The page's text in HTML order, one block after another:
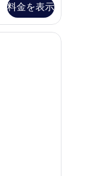
料金を表示
ティボックス (室内)、デ